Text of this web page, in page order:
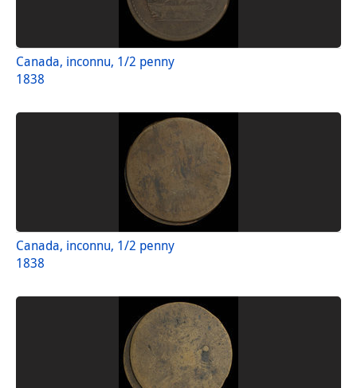
Canada, inconnu, 1/2 penny
1838
Canada, inconnu, 1/2 penny
1838